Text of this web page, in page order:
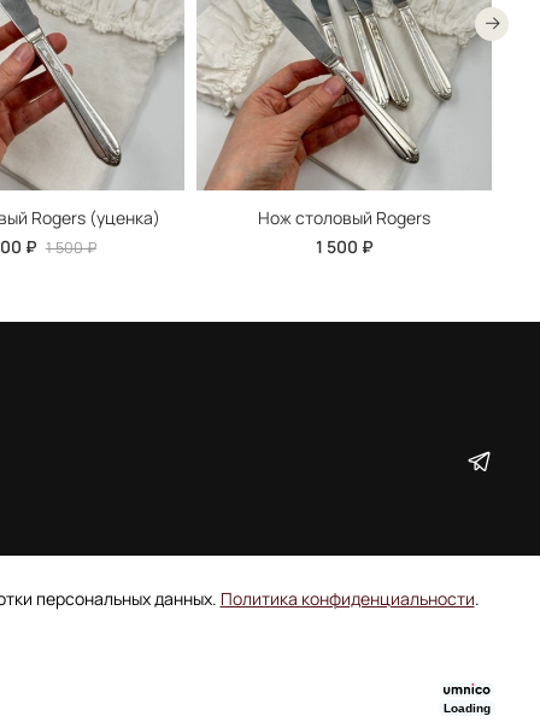
Rogers (уценка)
₽ 1 500 ₽
Нож столовый Rogers
1 500 ₽
персональных данных. Политика конфиденциальности.
Loading